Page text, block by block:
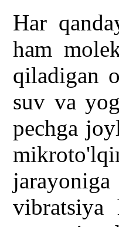
Har
ham
qiladigan
suv va
pechga
vibratsiya